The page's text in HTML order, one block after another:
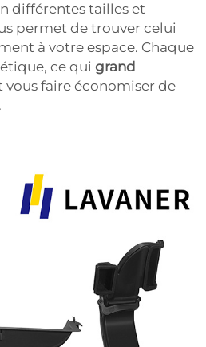
différentes tailles et
permet de trouver celui
à votre espace. Chaque
ce qui grand
vous faire économiser de